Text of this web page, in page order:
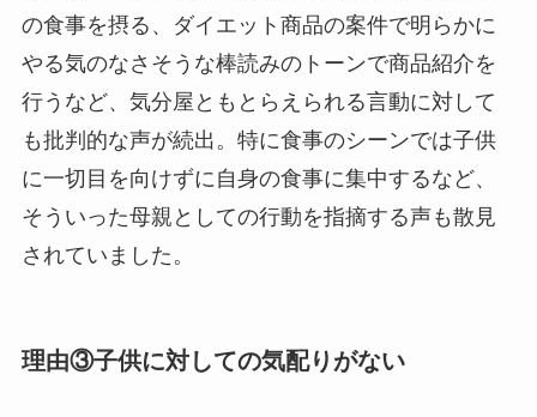
の食事を摂る、ダイエット商品の案件で明らかに
やる気のなさそうな棒読みのトーンで商品紹介を
行うなど、気分屋ともとらえられる言動に対して
も批判的な声が続出。特に食事のシーンでは子供
に一切目を向けずに自身の食事に集中するなど、
そういった母親としての行動を指摘する声も散見
されていました。
理由③子供に対しての気配りがない